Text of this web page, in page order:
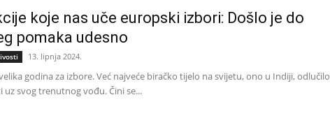
koje nas uče europski izbori: Došlo je do
pomaka udesno
13. lipnja 2024.
godina za izbore. Već najveće biračko tijelo na svijetu, ono u Indiji, odlučilo
uz svog trenutnog vođu. Čini se...